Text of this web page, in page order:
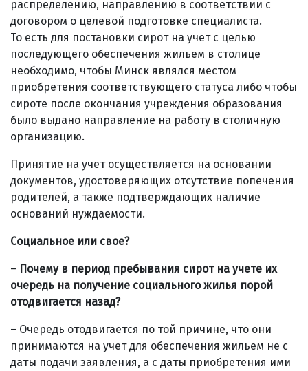
распределению, направлению в соответствии с
договором о целевой подготовке специалиста.
То есть для постановки сирот на учет с целью
последующего обеспечения жильем в столице
необходимо, чтобы Минск являлся местом
приобретения соответствующего статуса либо чтобы
сироте после окончания учреждения образования
было выдано направление на работу в столичную
организацию.
Принятие на учет осуществляется на основании
документов, удостоверяющих отсутствие попечения
родителей, а также подтверждающих наличие
оснований нуждаемости.
Социальное или свое?
– Почему в период пребывания сирот на учете их
очередь на получение социального жилья порой
отодвигается назад?
– Очередь отодвигается по той причине, что они
принимаются на учет для обеспечения жильем не с
даты подачи заявления, а с даты приобретения ими